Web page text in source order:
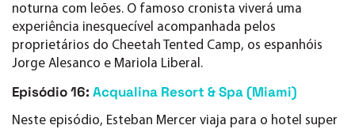
noturna com leões. O famoso cronista viverá uma
experiência inesquecível acompanhada pelos
proprietários do Cheetah Tented Camp, os espanhóis
Jorge Alesanco e Mariola Liberal.
Episódio 16: Acqualina Resort & Spa (Miami)
Neste episódio, Esteban Mercer viaja para o hotel super